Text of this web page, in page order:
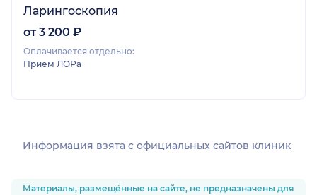
Ларингоскопия
от 3 200 ₽
Оплачивается отдельно:
Прием ЛОРа
Информация взята c официальных сайтов клиник
Материалы, размещённые на сайте, не предназначены для